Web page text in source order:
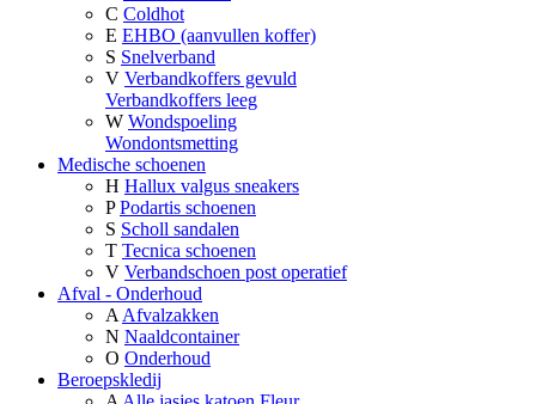
C Coldhot
E EHBO (aanvullen koffer)
S Snelverband
V Verbandkoffers gevuld
Verbandkoffers leeg
W Wondspoeling
Wondontsmetting
Medische schoenen
H Hallux valgus sneakers
P Podartis schoenen
S Scholl sandalen
T Tecnica schoenen
V Verbandschoen post operatief
Afval - Onderhoud
A Afvalzakken
N Naaldcontainer
O Onderhoud
Beroepskledij